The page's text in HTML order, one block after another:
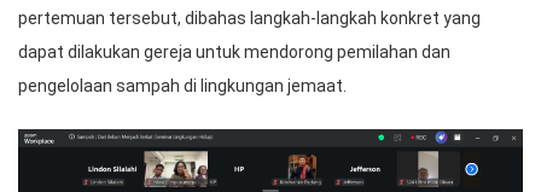
pertemuan tersebut, dibahas langkah-langkah konkret yang
dapat dilakukan gereja untuk mendorong pemilahan dan
pengelolaan sampah di lingkungan jemaat.